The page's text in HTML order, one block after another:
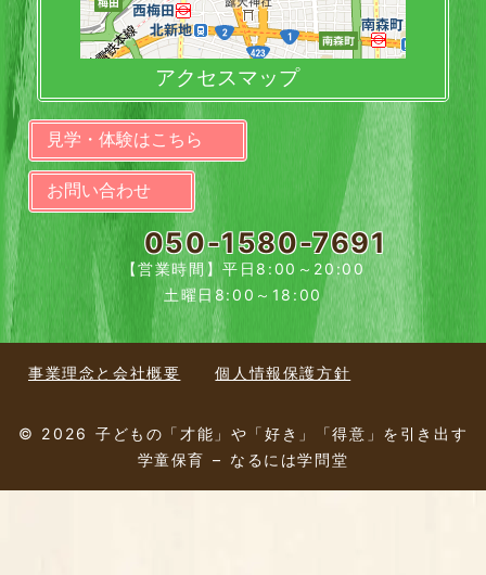
アクセスマップ
見学・体験はこちら
お問い合わせ
050-1580-7691
【営業時間】平日8:00～20:00
土曜日8:00～18:00
事業理念と会社概要 個人情報保護方針
© 2026 子どもの「才能」や「好き」「得意」を引き出す
学童保育 – なるには学問堂